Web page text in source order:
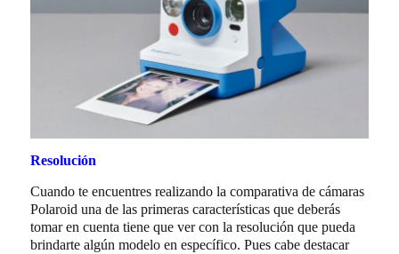
Resolución
Cuando te encuentres realizando la comparativa de cámaras
Polaroid una de las primeras características que deberás
tomar en cuenta tiene que ver con la resolución que pueda
brindarte algún modelo en específico. Pues cabe destacar